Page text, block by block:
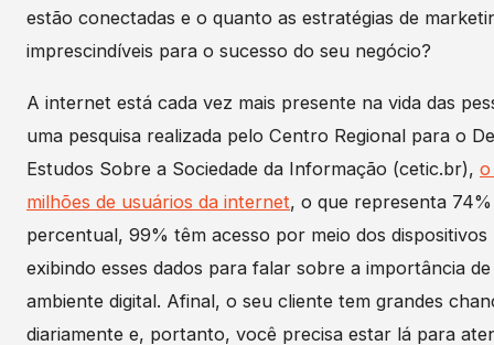
estão conectadas e o quanto as estratégias de
imprescindíveis para o sucesso do seu negócio?
A internet está cada vez mais presente na vida das
uma pesquisa realizada pelo Centro Regional para o
Estudos Sobre a Sociedade da Informação (cetic.br), o
milhões de usuários da internet, o que representa
percentual, 99% têm acesso por meio dos dispositivos
exibindo esses dados para falar sobre a importância
ambiente digital. Afinal, o seu cliente tem grandes
diariamente e, portanto, você precisa estar lá para